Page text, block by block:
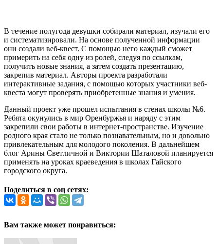
В течение полугода девушки собирали материал, изучали его
и систематизировали. На основе полученной информации
они создали веб-квест. С помощью него каждый сможет
примерить на себя одну из ролей, следуя по ссылкам,
получить новые знания, а затем создать презентацию,
закрепив материал. Авторы проекта разработали
интерактивные задания, с помощью которых участники веб-
квеста могут проверять приобретенные знания и умения.
Данный проект уже прошел испытания в стенах школы №6.
Ребята окунулись в мир Оренбуржья и наряду с этим
закрепили свои работы в интернет-пространстве. Изучение
родного края стало не только познавательным, но и довольно
привлекательным для молодого поколения. В дальнейшем
блог Арины Светличной и Виктории Шаталовой планируется
применять на уроках краеведения в школах Гайского
городского округа.
Поделиться в соц сетях:
Вам также может понравиться: